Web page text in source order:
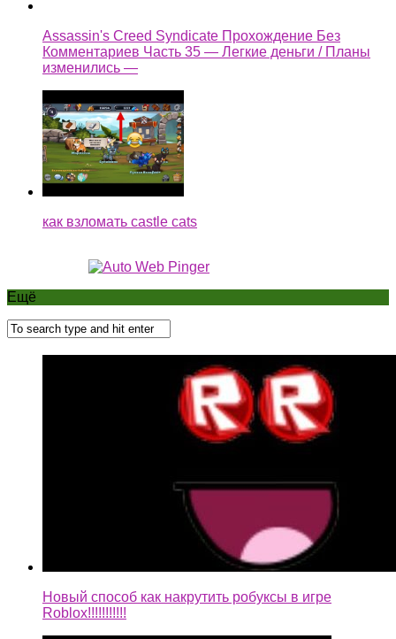
Assassin's Creed Syndicate Прохождение Без
Комментариев Часть 35 — Легкие деньги / Планы
изменились —
как взломать castle cats
Ещё
Новый способ как накрутить робуксы в игре
Roblox!!!!!!!!!!!